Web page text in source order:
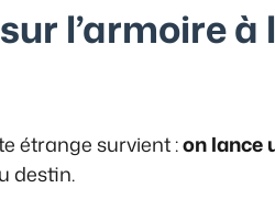
l’armoire à
étrange survient :on lance
destin.